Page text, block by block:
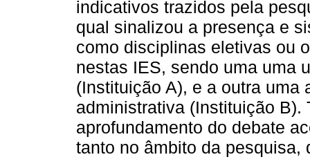
indicativos trazidos pela
qual sinalizou a presença e
como disciplinas eletivas ou
nestas IES, sendo uma uma
(Instituição A), e a outra uma
administrativa (Instituição B).
aprofundamento do debate
tanto no âmbito da pesquisa,